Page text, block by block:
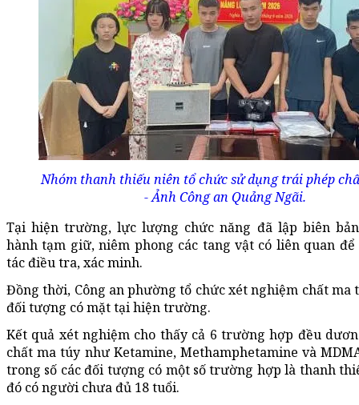
Nhóm thanh thiếu niên tổ chức sử dụng trái phép
- Ảnh Công an Quảng Ngãi.
Tại hiện trường, lực lượng chức năng đã lập biên
hành tạm giữ, niêm phong các tang vật có liên quan để
tác điều tra, xác minh.
Đồng thời, Công an phường tổ chức xét nghiệm chất ma
đối tượng có mặt tại hiện trường.
Kết quả xét nghiệm cho thấy cả 6 trường hợp đều
chất ma túy như Ketamine, Methamphetamine và
trong số các đối tượng có một số trường hợp là thanh
đó có người chưa đủ 18 tuổi.